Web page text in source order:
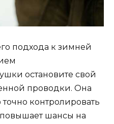
подхода к зимней
остановите свой
проводки. Она
контролировать
шансы на